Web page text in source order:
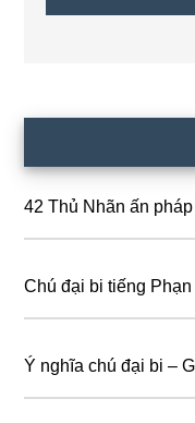
Sidebar
42 Thủ Nhãn ấn
Chú đại bi tiếng
Ý nghĩa chú đại bi –